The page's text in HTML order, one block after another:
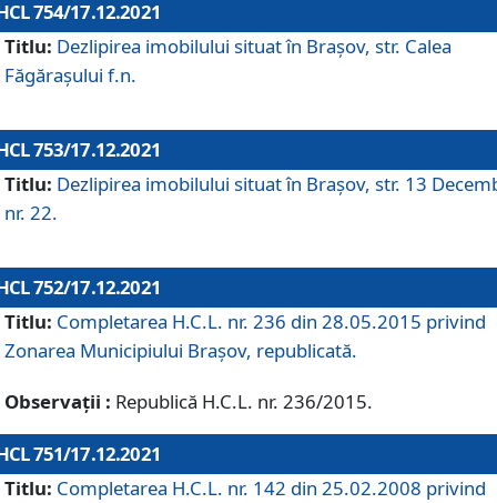
754/17.12.2021
Titlu: Dezlipirea imobilului situat în Brașov, str. Calea
Făgărașului f.n.
753/17.12.2021
Titlu: Dezlipirea imobilului situat în Brașov, str. 13
nr. 22.
752/17.12.2021
Titlu: Completarea H.C.L. nr. 236 din 28.05.2015 privind
Zonarea Municipiului Braşov, republicată.
Observații : Republică H.C.L. nr. 236/2015.
751/17.12.2021
Titlu: Completarea H.C.L. nr. 142 din 25.02.2008 privind